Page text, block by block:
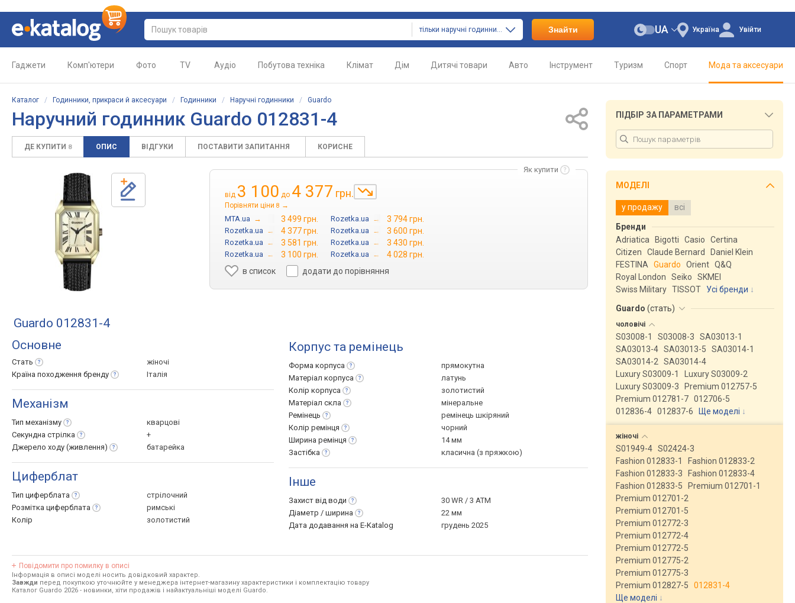
тільки наручні годинники Знайти Україна
UA Увійти
Гаджети Комп'ютери Фото TV Аудіо Побутова техніка Клімат Дім Дитячі товари Авто Інструмент Туризм Спорт Мода та аксесуари
Каталог / Годинники, прикраси й аксесуари / Годинники / Наручні годинники / Guardo
Наручний годинник Guardo 012831-4
ДЕ КУПИТИ 8 ОПИС ВІДГУКИ ПОСТАВИТИ ЗАПИТАННЯ КОРИСНЕ
Як купити
від 3 100 до 4 377 грн.
Порівняти ціни 8 →
MTA.ua → 3 499 грн. Rozetka.ua → 3 794 грн.
Rozetka.ua → 4 377 грн. Rozetka.ua → 3 600 грн.
Rozetka.ua → 3 581 грн. Rozetka.ua → 3 430 грн.
Rozetka.ua → 3 100 грн. Rozetka.ua →
4 028 грн.
в список
додати до порівняння
Guardo 012831-4
Основне
Стать
жіночі
Країна походження бренду Італія
Механізм
Тип механізму
кварцові
Секундна стрілка
+
Джерело ходу (живлення) батарейка
Циферблат
Тип циферблата
стрілочний
Розмітка циферблата
римські
Колір
золотистий
Корпус та ремінець
Форма корпуса
прямокутна
Матеріал корпуса
латунь
Колір корпуса
золотистий
Матеріал скла
мінеральне
Ремінець
ремінець шкіряний
Колір ремінця
чорний
Ширина ремінця
14 мм
Застібка
класична (з пряжкою)
Інше
Захист від води
30 WR / 3 ATM
Діаметр / ширина
22 мм
Дата додавання на E-Katalog
грудень 2025
Повідомити про помилку в описі
Інформація в описі моделі носить довідковий характер.
Завжди перед покупкою уточнюйте у менеджера інтернет-магазину характеристики і комплектацію товару
Каталог Guardo 2026 - новинки, хіти продажів і найактуальніші моделі Guardo.
ПІДБІР ЗА ПАРАМЕТРАМИ
МОДЕЛІ
у продажу всі
Бренди
Adriatica
Bigotti Casio
Certina
Citizen
Claude Bernard
Daniel Klein
FESTINA
Guardo Orient Q&Q
Royal London
Seiko
SKMEI
Swiss Military TISSOT
Усі бренди
Guardo (стать)
чоловічі
S03008-1 S03008-3
SA03013-1
SA03013-4 SA03013-5
SA03014-1
SA03014-2
SA03014-4
Luxury S03009-1
Luxury S03009-2
Luxury S03009-3
Premium 012757-5
Premium 012781-7 012706-5
012836-4 012837-6 Ще моделі ↓
жіночі
S01949-4 S02424-3
Fashion 012833-1
Fashion 012833-2
Fashion 012833-3
Fashion 012833-4
Fashion 012833-5
Premium 012701-1
Premium 012701-2
Premium 012701-5
Premium 012772-3
Premium 012772-4
Premium 012772-5
Premium 012775-2
Premium 012775-3
Premium 012827-5
012831-4
Ще моделі ↓